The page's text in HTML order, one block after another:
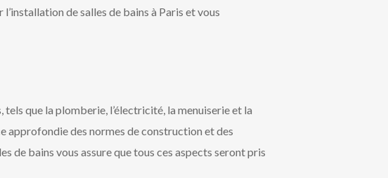
de salles de bains à Paris et vous
que la plomberie, l’électricité, la menuiserie et la
approfondie des normes de construction et des
de bains vous assure que tous ces aspects seront pris